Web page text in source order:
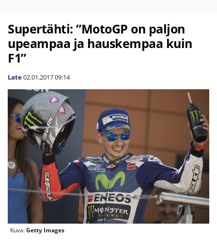
Supertähti: ”MotoGP on paljon
upeampaa ja hauskempaa kuin
F1”
Late02.01.201709:14
Kuva:Getty Images